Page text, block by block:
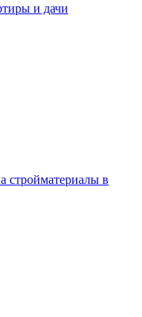
и дачи
стройматериалы в